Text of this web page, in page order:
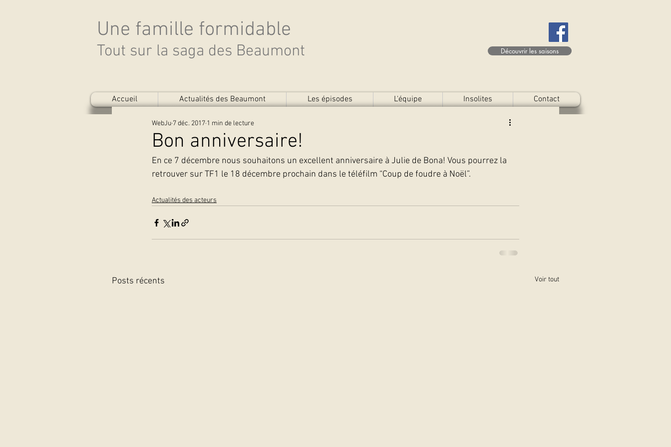
Une famille formidable
Tout sur la saga des Beaumont Découvrir les saisons
Accueil Actualités des Beaumont Les épisodes L'équipe Insolites Contact
Bon anniversaire!
WebJu 7 déc. 2017 1 min de lecture
En ce 7 décembre nous souhaitons un excellent anniversaire à Julie de Bona! Vous pourrez la
retrouver sur TF1 le 18 décembre prochain dans le téléfilm “Coup de foudre à Noël”.
Actualités des acteurs
Posts récents Voir tout